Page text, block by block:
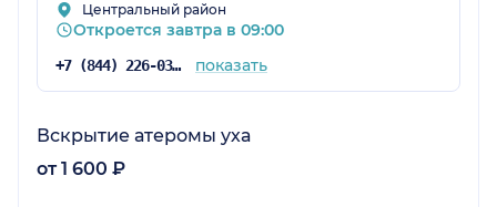
Центральный район
Откроется завтра в 09:00
+7 (844) 226-03-60 показать
Вскрытие атеромы уха
от 1 600 ₽